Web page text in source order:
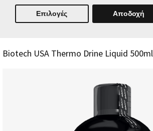
Επιλογές Αποδοχή
Biotech USA Thermo Drine Liquid 500ml